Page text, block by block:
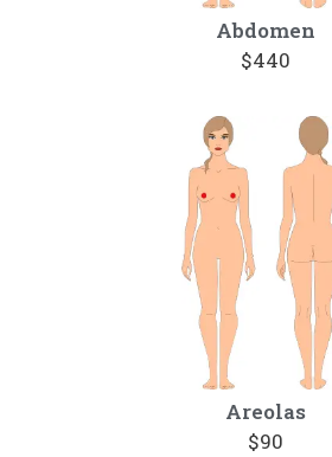
Abdomen
$440
Areolas
$90